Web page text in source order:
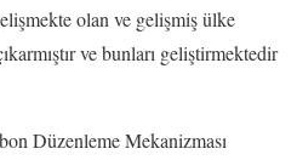
olan ve gelişmiş ülke
ve bunları geliştirmektedir
Düzenleme Mekanizması